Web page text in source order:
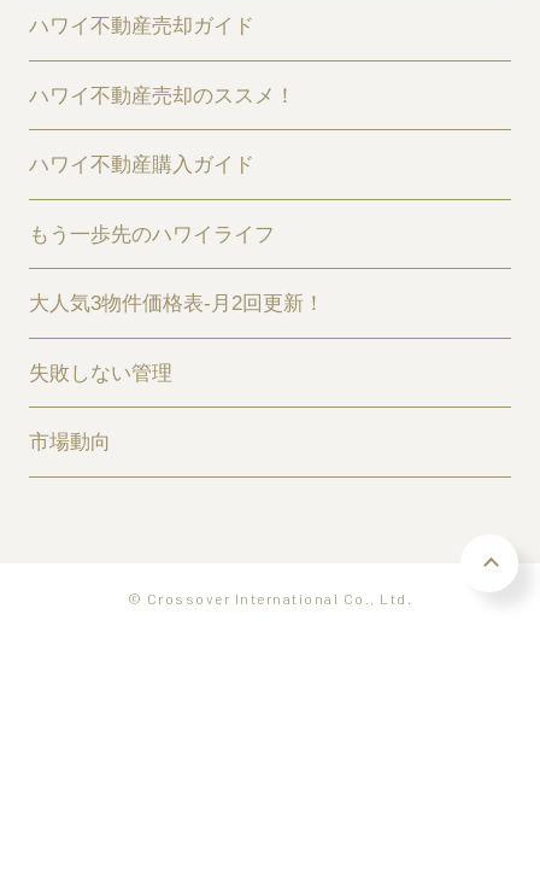
ハワイ不動産売却ガイド
ハワイ不動産売却のススメ！
ハワイ不動産購入ガイド
もう一歩先のハワイライフ
大人気3物件価格表-月2回更新！
失敗しない管理
市場動向
© Crossover International Co., Ltd.